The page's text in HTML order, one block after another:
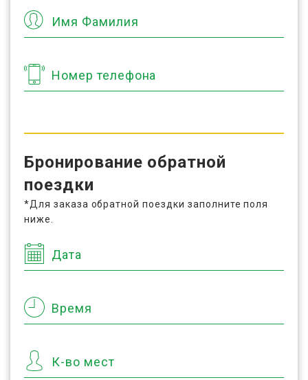
Имя Фамилия
Номер телефона
Бронирование обратной
поездки
*Для заказа обратной поездки заполните поля
ниже.
Дата
Время
К-во мест